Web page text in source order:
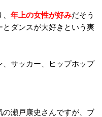
年上の女性が好みだそう
ダンスが大好きという爽
サッカー、ヒップホップ
瀬戸康史さんですが、ブ